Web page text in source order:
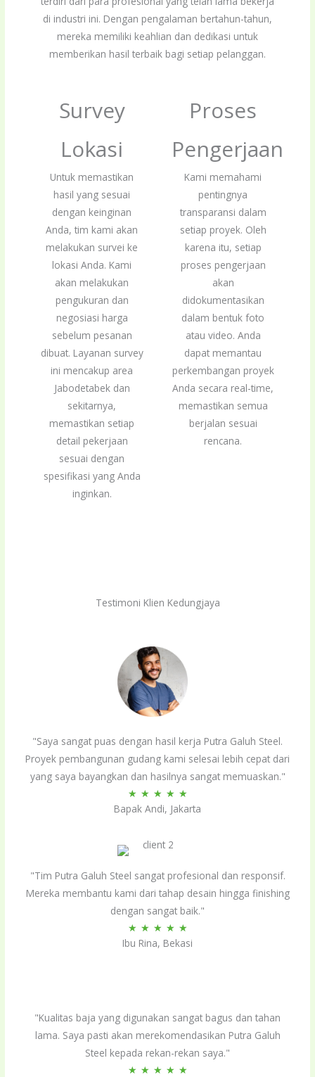
di industri ini. Dengan pengalaman bertahun-tahun,
mereka memiliki keahlian dan dedikasi untuk
memberikan hasil terbaik bagi setiap pelanggan.
Survey
Lokasi
Untuk memastikan
hasil yang sesuai
dengan keinginan
Anda, tim kami akan
melakukan survei ke
lokasi Anda. Kami
akan melakukan
pengukuran dan
negosiasi harga
sebelum pesanan
dibuat. Layanan survey
ini mencakup area
Jabodetabek dan
sekitarnya,
memastikan setiap
detail pekerjaan
sesuai dengan
spesifikasi yang Anda
inginkan.
Proses
Pengerjaan
Kami memahami
pentingnya
transparansi dalam
setiap proyek. Oleh
karena itu, setiap
proses pengerjaan
akan
didokumentasikan
dalam bentuk foto
atau video. Anda
dapat memantau
perkembangan proyek
Anda secara real-time,
memastikan semua
berjalan sesuai
rencana.
Testimoni Klien Kedungjaya
"Saya sangat puas dengan hasil kerja Putra Galuh Steel.
Proyek pembangunan gudang kami selesai lebih cepat dari
yang saya bayangkan dan hasilnya sangat memuaskan."
★ ★ ★ ★ ★Rated
5
Bapak Andi, Jakarta
"Tim Putra Galuh Steel sangat profesional dan responsif.
Mereka membantu kami dari tahap desain hingga finishing
dengan sangat baik."
★ ★ ★ ★ ★Rated
5
Ibu Rina, Bekasi
"Kualitas baja yang digunakan sangat bagus dan tahan
lama. Saya pasti akan merekomendasikan Putra Galuh
Steel kepada rekan-rekan saya."
★ ★ ★ ★ ★Rated